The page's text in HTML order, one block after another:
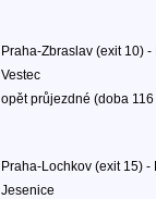
Praha-Zbraslav (exit 10)
Vestec
opět průjezdné (doba
Praha-Lochkov (exit 15)
Jesenice